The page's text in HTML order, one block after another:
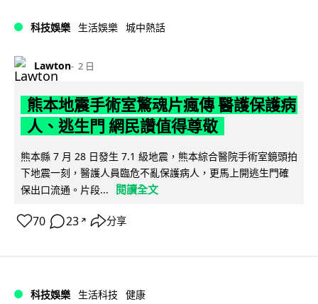
科技娛樂 生活娛樂 城中熱話
Lawton 2 日
熊本地震手術室驚魂片瘋傳 醫護保護病
人、逃生門 網民讚值得尊敬
熊本縣 7 月 28 日發生 7.1 級地震，熊本綜合醫院手術室鏡頭拍
下地震一刻，醫護人員臨危不亂保護病人，更馬上開逃生門確
保出口流通。片段...
閱讀全文
70 23 ↗ 分享
科技娛樂 生活科技 健康